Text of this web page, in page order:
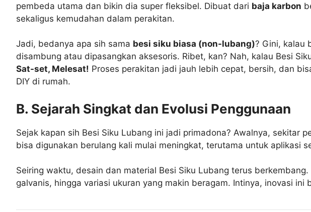
pembeda utama dan bikin dia super fleksibel. Dibuat dari baja karbon
sekaligus kemudahan dalam perakitan.
Jadi, bedanya apa sih sama besi siku biasa (non-lubang)? Gini, kalau
disambung atau dipasangkan aksesoris. Ribet, kan? Nah, kalau Besi
Sat-set, Melesat! Proses perakitan jadi jauh lebih cepat, bersih, dan
DIY di rumah.
B. Sejarah Singkat dan Evolusi Penggunaan
Sejak kapan sih Besi Siku Lubang ini jadi primadona? Awalnya,
bisa digunakan berulang kali mulai meningkat, terutama untuk aplikasi
Seiring waktu, desain dan material Besi Siku Lubang terus
galvanis, hingga variasi ukuran yang makin beragam. Intinya, inovasi